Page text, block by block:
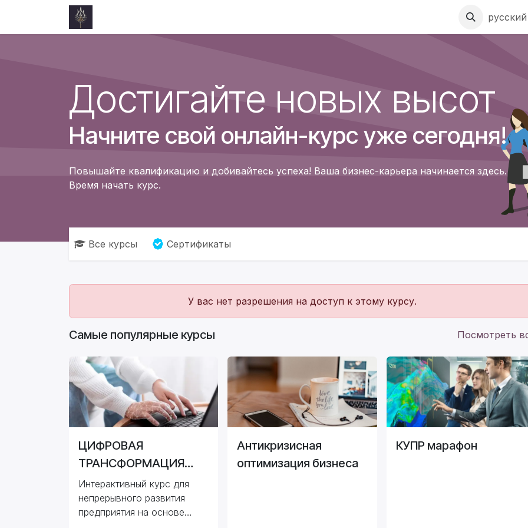
Достигайте новых высот
Начните свой онлайн-курс уже сегодня!
Повышайте квалификацию и добивайтесь успеха! Ваша бизнес-карьера начинается здесь.
Время начать курс.
Все курсы Сертификаты
У вас нет разрешения на доступ к этому курсу.
Посмотреть
Самые популярные курсы
ЦИФРОВАЯ
ТРАНСФОРМАЦИЯ
ПРЕДПРИЯТИЯ
Интерактивный курс для
непрерывного развития
предприятия на основе
Антикризисная
оптимизация бизнеса
КУПР марафон